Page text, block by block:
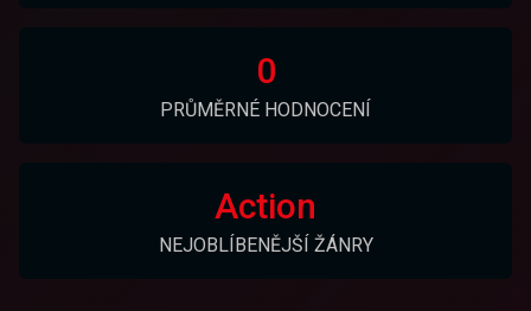
0
PRŮMĚRNÉ HODNOCENÍ
Action
NEJOBLÍBENĚJŠÍ ŽÁNRY